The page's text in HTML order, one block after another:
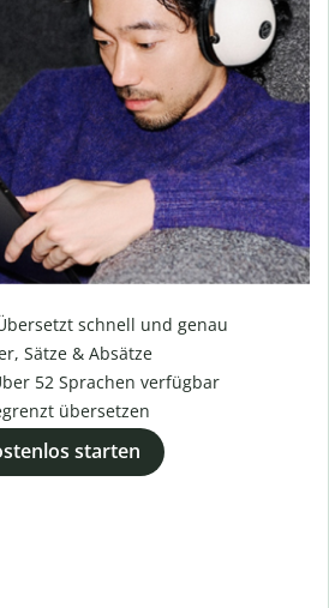
schnell und genau
Sätze & Absätze
52 Sprachen verfügbar
übersetzen
starten